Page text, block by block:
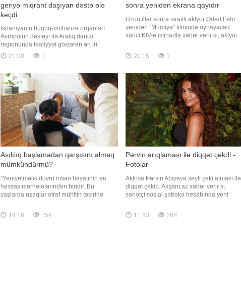
geriyə miqrant daşıyan dəstə ələ
keçdi
İspaniyanın hüquq-mühafizə orqanları
Avropolun dəstəyi ilə Aralıq dənizi
regionunda fəaliyyət göstərən ən iri
cinayətkar qruplaşmalardan birini
zərərsizləşdirib. TASS-a istinadən xəbər
Qvardiyası bəyanat yayıb. Məlumata
əsasən, canilər yüksəksürətli katerlərdən
istifad
21:00 1
sonra yenidən ekrana qayıdır
Uzun illər sonra israilli aktyor Oded Fehr
yenidən "Mumiya" filmində oynayacaq.
xarici KİV-ə istinadla xəbər verir ki, aktyor
daha canlandıracaq. Ekran əsəri klassik
trilogiyanın davamı olacaq. Filmdə
hissələrdək
20:15 1
Asılılıq başlamadan qarşısını almaq
mümkündürmü?
"Yeniyetməlik dövrü insan həyatının ən
həssas mərhələlərindən biridir. Bu
yaşlarda uşaqlar ətraf mühitin təsirinə
və bəzən düşünmədən riskli qərarlar
verirlər. Məhz buna görə də narkotik və
14:16 154
Pərvin arıqlaması ilə diqqət çəkdi -
Fotolar
Aktrisa Pərvin Abıyeva xeyli çəki atması ilə
diqqət çəkib. Axşam.az xəbər verir ki,
sənətçi sosial şəbəkə hesabında yeni
Paylaşımlarda onun nəzərəçarpacaq
dərəcədə arıqladığı diqqətdən yayınmayıb.
11:53 268